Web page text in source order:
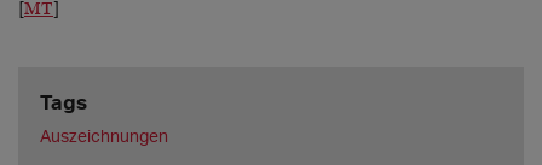
[MT]
Tags
Auszeichnungen